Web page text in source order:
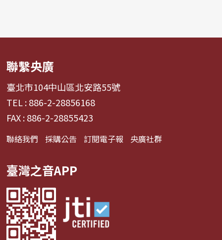
聯繫央廣
臺北市104中山區北安路55號
TEL : 886-2-28856168
FAX : 886-2-28855423
聯絡我們 採購公告 訂閱電子報 央廣社群
臺灣之音APP